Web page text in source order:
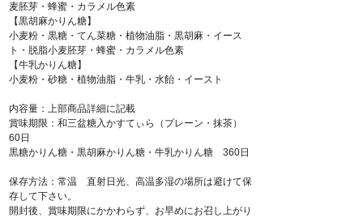
麦胚芽・蜂蜜・カラメル色素
【黒胡麻かりん糖】
小麦粉・黒糖・てん菜糖・植物油脂・黒胡麻・イース
ト・脱脂小麦胚芽・蜂蜜・カラメル色素
【牛乳かりん糖】
小麦粉・砂糖・植物油脂・牛乳・水飴・イースト
内容量：上部商品詳細に記載
賞味期限：和三盆糖入かすてぃら（プレーン・抹茶）
60日
黒糖かりん糖・黒胡麻かりん糖・牛乳かりん糖 360日
保存方法：常温 直射日光、高温多湿の場所は避けて保
存して下さい。
開封後、賞味期限にかかわらず、お早めにお召し上がり